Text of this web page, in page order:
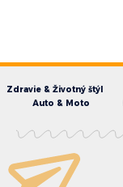
Zdravie & Životný štýl
Auto & Moto